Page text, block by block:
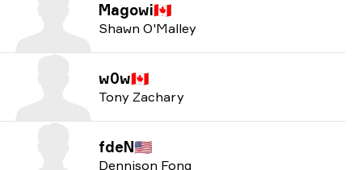
Magowi🇨🇦
Shawn O'Malley
w0w🇨🇦
Tony Zachary
fdeN🇺🇸
Dennison Fong